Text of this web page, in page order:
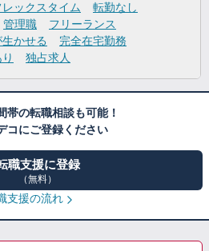
レックスタイム
転勤なし
管理職
フリーランス
かせる
完全在宅勤務
独占求人
帯の転職相談も可能！
コにご登録ください
職支援に登録
（無料）
支援の流れ